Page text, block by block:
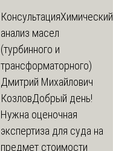
КонсультацияХимический
анализ масел
(турбинного и
трансформаторного)
Дмитрий Михайлович
КозловДобрый день!
Нужна оценочная
экспертиза для суда на
предмет стоимости